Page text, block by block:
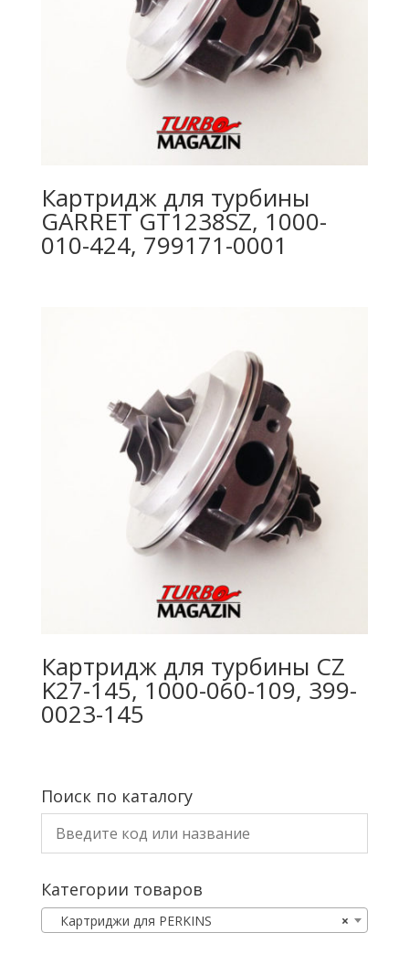
Картридж для турбины
GARRET GT1238SZ, 1000-
010-424, 799171-0001
Картридж для турбины CZ
K27-145, 1000-060-109, 399-
0023-145
Поиск по каталогу
Категории товаров
×
Картриджи для PERKINS